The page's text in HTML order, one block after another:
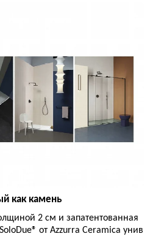
как камень
2 см и запатентованная
от Azzurra Ceramica унив